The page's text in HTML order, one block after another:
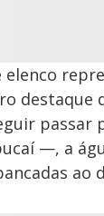
destaque
passar
—, a
ao